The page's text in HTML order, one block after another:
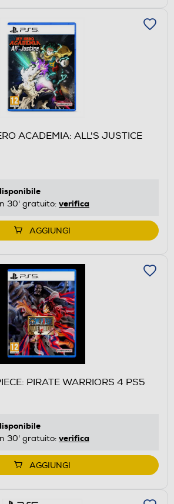
ACADEMIA: ALL'S JUSTICE
30' gratuito: verifica
AGGIUNGI
PIRATE WARRIORS 4 PS5
30' gratuito: verifica
AGGIUNGI